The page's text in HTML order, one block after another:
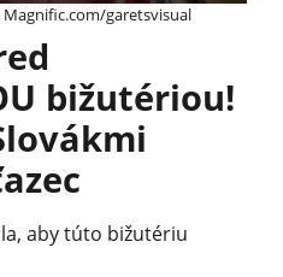
Magnific.com/garetsvisual
bižutériou!
aby túto bižutériu